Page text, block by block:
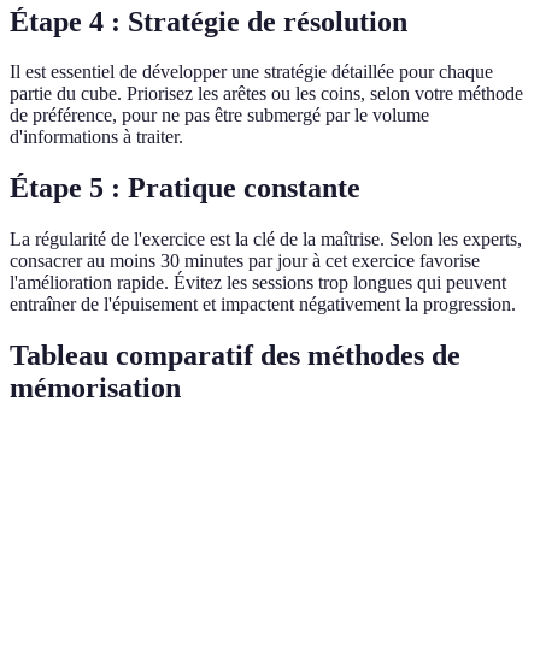
Étape 4 : Stratégie de résolution
Il est essentiel de développer une stratégie détaillée pour chaque
partie du cube. Priorisez les arêtes ou les coins, selon votre méthode
de préférence, pour ne pas être submergé par le volume
d'informations à traiter.
Étape 5 : Pratique constante
La régularité de l'exercice est la clé de la maîtrise. Selon les experts,
consacrer au moins 30 minutes par jour à cet exercice favorise
l'amélioration rapide. Évitez les sessions trop longues qui peuvent
entraîner de l'épuisement et impactent négativement la progression.
Tableau comparatif des méthodes de
mémorisation